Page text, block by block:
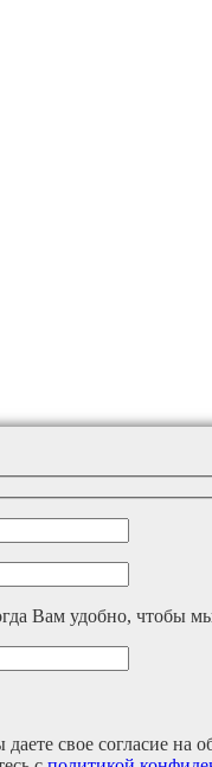
Вам удобно, чтобы
свое согласие на